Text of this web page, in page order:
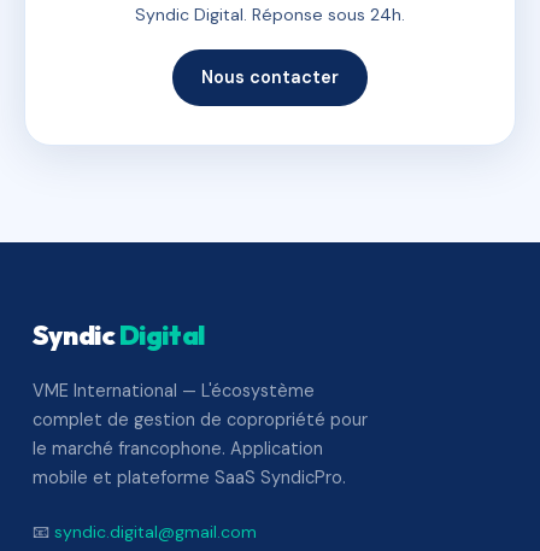
Syndic Digital. Réponse sous 24h.
Nous contacter
SyndicDigital
VME International — L'écosystème
complet de gestion de copropriété pour
le marché francophone. Application
mobile et plateforme SaaS SyndicPro.
📧 syndic.digital@gmail.com